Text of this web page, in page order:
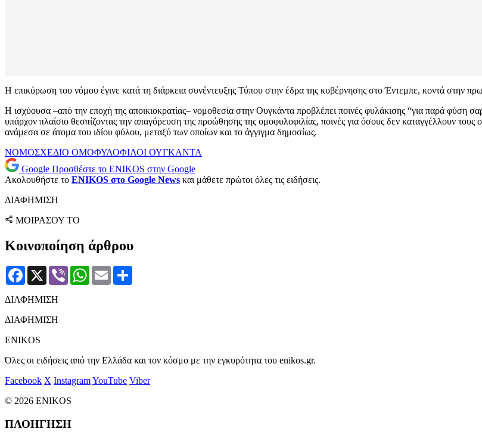
Η επικύρωση του νόμου έγινε κατά τη διάρκεια συνέντευξης Τύπου στην έδρα της κυβέρνησης στο Έντεμπε, κοντά στην
Η ισχύουσα –από την εποχή της αποικιοκρατίας– νομοθεσία στην Ουγκάντα προβλέπει ποινές φυλάκισης “για παρά φύση
υπάρχον πλαίσιο θεσπίζοντας την απαγόρευση της προώθησης της ομοφυλοφιλίας, ποινές για όσους δεν καταγγέλλουν
ανάμεσα σε άτομα του ιδίου φύλου, μεταξύ των οποίων και το άγγιγμα δημοσίως.
ΝΟΜΟΣΧΕΔΙΟ ΟΜΟΦΥΛΟΦΙΛΟΙ ΟΥΓΚΑΝΤΑ
Google Προσθέστε το ENIKOS στην Google
Ακολουθήστε το ENIKOS στο Google News και μάθετε πρώτοι όλες τις ειδήσεις.
ΔΙΑΦΗΜΙΣΗ
ΜΟΙΡΑΣΟΥ ΤΟ
Κοινοποίηση άρθρου
Facebook
X Viber WhatsApp
Email
ΔΙΑΦΗΜΙΣΗ
ΔΙΑΦΗΜΙΣΗ
ENIKOS
Όλες οι ειδήσεις από την Ελλάδα και τον κόσμο με την εγκυρότητα του enikos.gr.
Facebook X InstagramYouTube Viber
© 2026 ENIKOS
ΠΛΟΗΓΗΣΗ